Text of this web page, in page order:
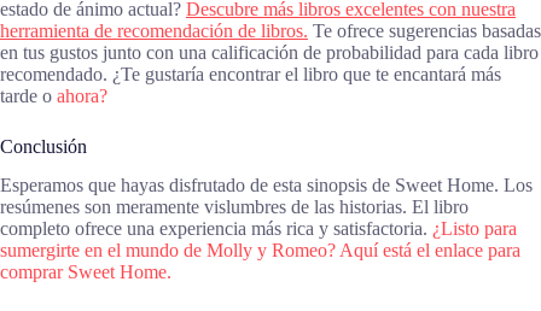
estado de ánimo actual? Descubre más libros excelentes con nuestra
herramienta de recomendación de libros. Te ofrece sugerencias basadas
en tus gustos junto con una calificación de probabilidad para cada libro
recomendado. ¿Te gustaría encontrar el libro que te encantará más
tarde o ahora?
Conclusión
Esperamos que hayas disfrutado de esta sinopsis de Sweet Home. Los
resúmenes son meramente vislumbres de las historias. El libro
completo ofrece una experiencia más rica y satisfactoria. ¿Listo para
sumergirte en el mundo de Molly y Romeo? Aquí está el enlace para
comprar Sweet Home.